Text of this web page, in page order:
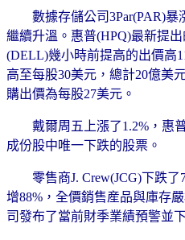
數據存儲公司3Par(PAR)暴
繼續升溫。惠普(HPQ)最新提
(DELL)幾小時前提高的出價高
高至每股30美元，總計20億美
購出價為每股27美元。
戴爾周五上漲了1.2%，惠普
成份股中唯一下跌的股票。
零售商J. Crew(JCG)下跌了
增88%，全價銷售産品與庫存
司發布了當前財季業績預警並